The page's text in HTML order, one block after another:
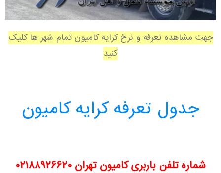
جهت مشاهده تعرفه و نرخ کرایه کامیون تمام شهر ها کلیک
کنید
جدول تعرفه کرایه کامیون
شماره تلفن باربری کامیون تهران ۰۲۱۸۸۹۲۶۶۲۰